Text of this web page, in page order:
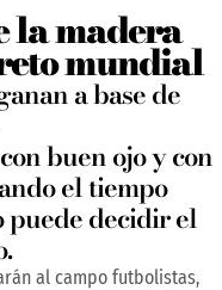
la madera
mundial
a base de
buen ojo y con
el tiempo
puede decidir el
al campo futbolistas,